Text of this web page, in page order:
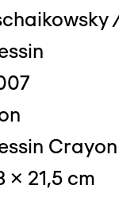
x 21,5 cm